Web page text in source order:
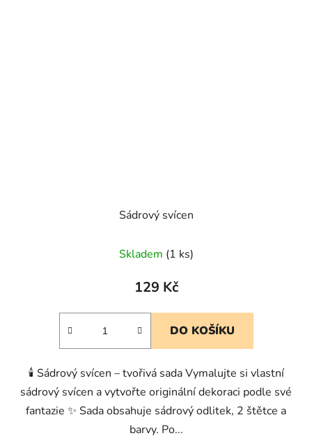
Sádrový svícen
Skladem (1 ks)
129 Kč
DO KOŠÍKU
🕯️ Sádrový svícen – tvořivá sada Vymalujte si vlastní
sádrový svícen a vytvořte originální dekoraci podle své
fantazie ✨ Sada obsahuje sádrový odlitek, 2 štětce a
barvy. Po...